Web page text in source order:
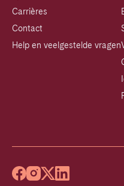
Carrières
Contact
Help en veelgestelde vragen